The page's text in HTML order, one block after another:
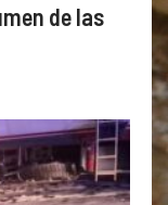
de las